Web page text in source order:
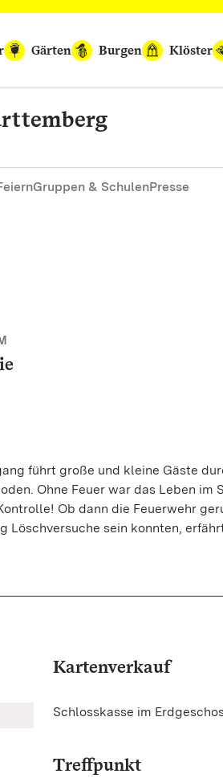
Gärten Burgen Klöster
Gruppen & SchulenPresse
führt große und kleine Gäste
Ohne Feuer war das Leben im
Ob dann die Feuerwehr
sein konnten,
Kartenverkauf
Schlosskasse im
Treffpunkt